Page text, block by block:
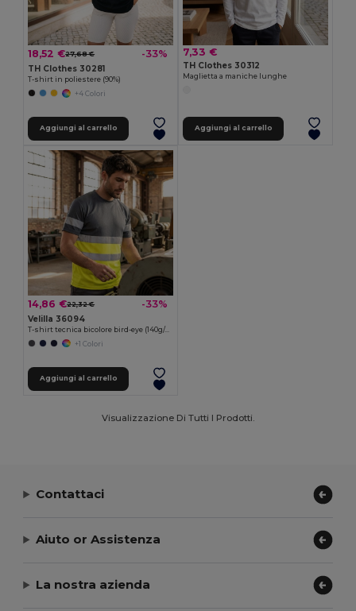
18,52 €27,68 € -33%
TH Clothes 30281
T-shirt in poliestere (90%)
+4 Colori
Aggiungi al carrello
7,33 €
TH Clothes 30312
Maglietta a maniche lunghe
Aggiungi al carrello
14,86 €22,32 € -33%
Velilla 36094
T-shirt tecnica bicolore bird-eye (140g/m²), in poliestere (100%)
+1 Colori
Aggiungi al carrello
Visualizzazione Di Tutti I Prodotti.
Contattaci
Aiuto or Assistenza
La nostra azienda